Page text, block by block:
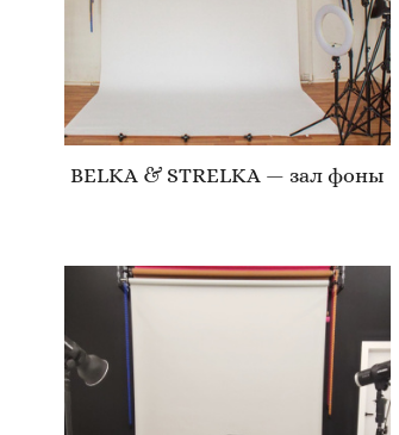
BELKA & STRELKA — зал фоны